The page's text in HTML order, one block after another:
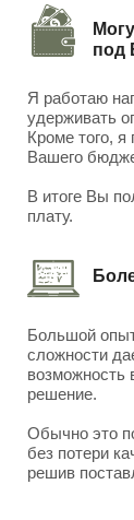
под
Я работаю
удерживать
Кроме того,
Вашего
В итоге Вы
плату.
Большой
сложности
возможность
решение.
Обычно это
без потери
решив